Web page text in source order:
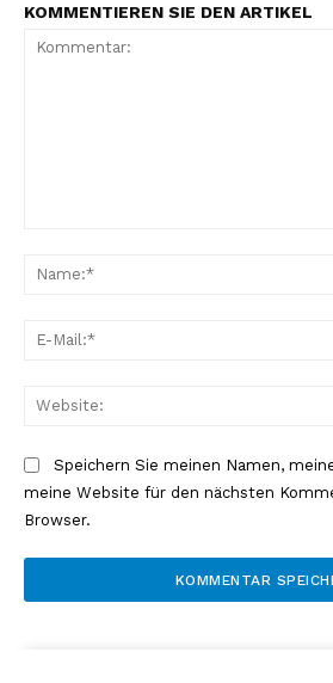
KOMMENTIEREN SIE DEN ARTIKEL
Speichern Sie meinen Namen,
meine Website für den nächsten
Browser.